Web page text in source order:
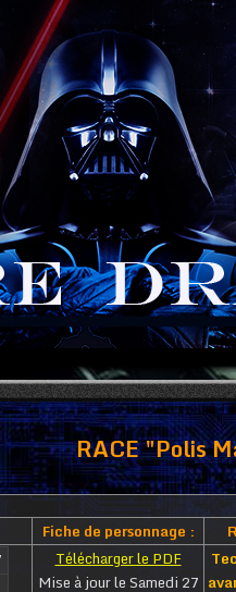
RACE "Polis
Fiche de personnage :
Télécharger le PDF
Mise à jour le Samedi 27